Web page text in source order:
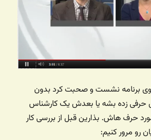
توی برنامه نشست و صحبت کرد بدون
حرفی زده بشه یا بعدش یک کارشناس
حرف هاش. بذارین قبل از بررسی کار
رو مرور کنیم: